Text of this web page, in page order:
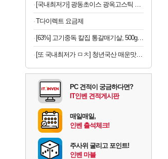
[국내최저가] 광동초이스 광옥고스틱 산삼배양근 30포
T다이렉트 요금제
[63%] 고기중독 칼집 통갈매기살, 500g, 2팩
[또 국내최저가 ㅁㅊ] 청년국산 매운맛 굵은 고춧가루 1kg
PC 견적이 궁금하다면?
IT인벤 견적게시판
매일매일,
인벤 출석체크!
주사위 굴리고 포인트!
인벤 마블